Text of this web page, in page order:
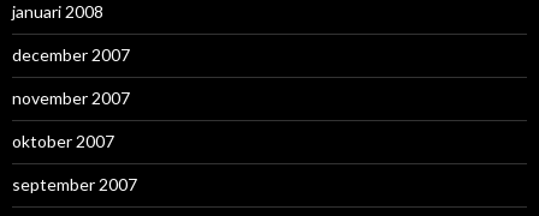
januari 2008
december 2007
november 2007
oktober 2007
september 2007